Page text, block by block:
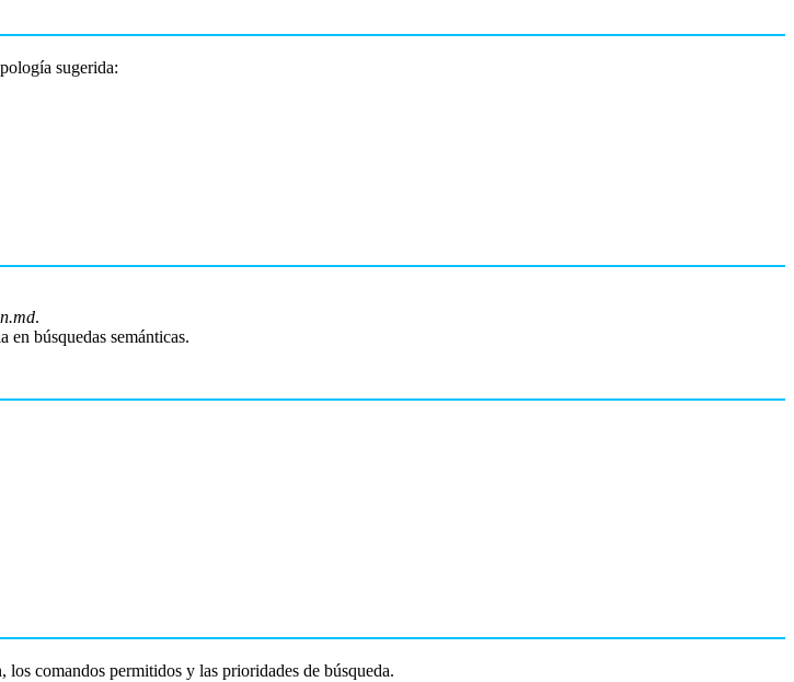
sugerida:
.
búsquedas semánticas.
comandos permitidos y las prioridades de búsqueda.